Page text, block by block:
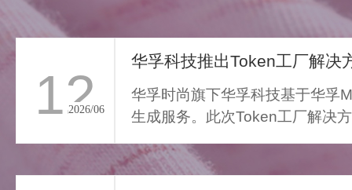
>
12
2026/06
华孚科技推出Token工厂解决
华孚时尚旗下华孚科技基于华孚
生成服务。此次Token工厂解决